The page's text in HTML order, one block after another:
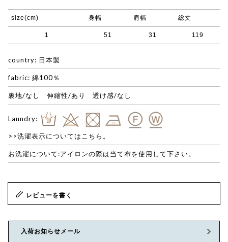
size(cm) 身幅 肩幅 総丈
1 51 31 119
country: 日本製
fabric: 綿100％
裏地/なし 伸縮性/あり 透け感/なし
Laundry:
>>洗濯表示についてはこちら。
お洗濯について:アイロンの際は当て布を使用して下さい。
レビューを書く
入荷お知らせメール